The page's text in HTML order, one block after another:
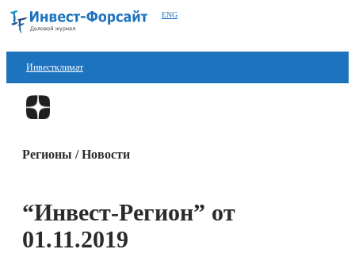
ENG
Инвестклимат
Финансы
Регионы / Новости
“Инвест-Регион” от
01.11.2019